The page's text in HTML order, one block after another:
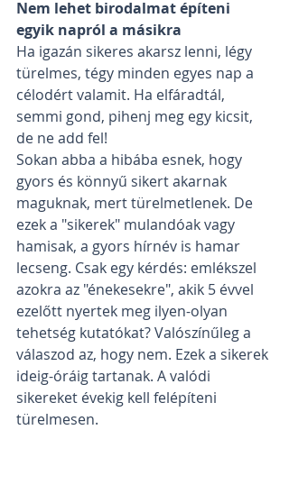
Nem lehet birodalmat építeni
egyik napról a másikra
Ha igazán sikeres akarsz lenni, légy
türelmes, tégy minden egyes nap a
célodért valamit. Ha elfáradtál,
semmi gond, pihenj meg egy kicsit,
de ne add fel!
Sokan abba a hibába esnek, hogy
gyors és könnyű sikert akarnak
maguknak, mert türelmetlenek. De
ezek a "sikerek" mulandóak vagy
hamisak, a gyors hírnév is hamar
lecseng. Csak egy kérdés: emlékszel
azokra az "énekesekre", akik 5 évvel
ezelőtt nyertek meg ilyen-olyan
tehetség kutatókat? Valószínűleg a
válaszod az, hogy nem. Ezek a sikerek
ideig-óráig tartanak. A valódi
sikereket évekig kell felépíteni
türelmesen.